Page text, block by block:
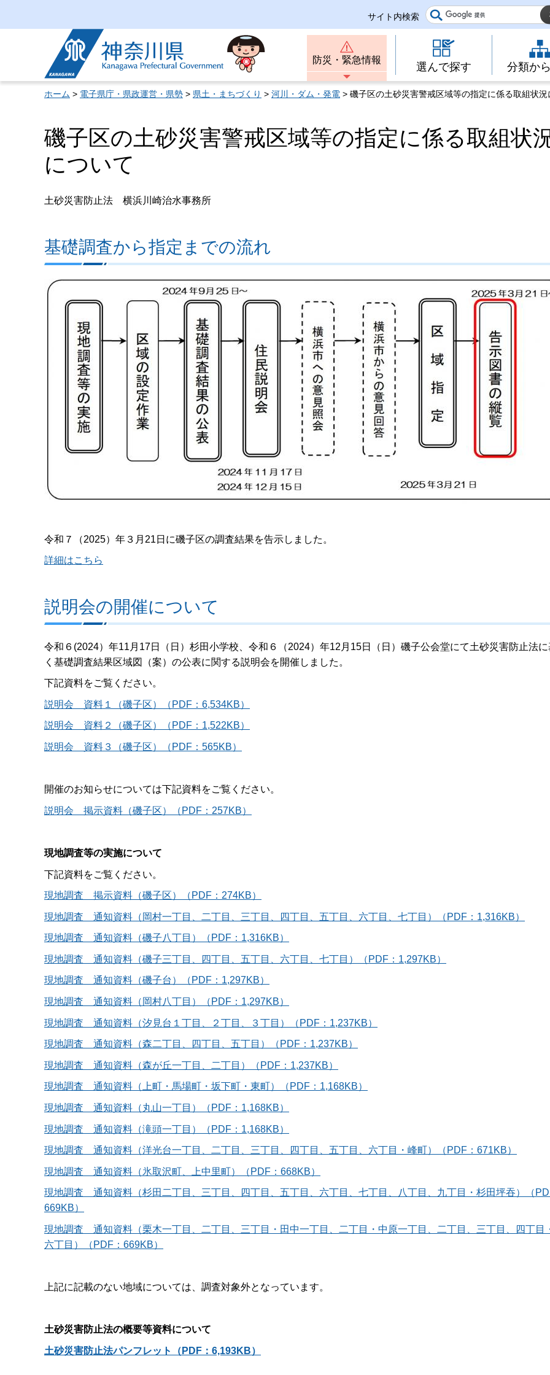
サイト内検索
神奈川県
防災・緊急情報
選んで探す 分類か
ホーム > 電子県庁・県政運営・県勢 > 県土・まちづくり > 河川・ダム・発電 > 磯子区の土砂災害警戒区域等の指定に係る取組状況
磯子区の土砂災害警戒区域等の指定に係る取組状
について
土砂災害防止法 横浜川崎治水事務所
基礎調査から指定までの流れ
令和７（2025）年３月21日に磯子区の調査結果を告示しました。
詳細はこちら
説明会の開催について
令和６(2024）年11月17日（日）杉田小学校、令和６（2024）年12月15日（日）磯子公会堂にて土砂災害防止法
く基礎調査結果区域図（案）の公表に関する説明会を開催しました。
下記資料をご覧ください。
説明会 資料１（磯子区）（PDF：6,534KB）
説明会 資料２（磯子区）（PDF：1,522KB）
説明会 資料３（磯子区）（PDF：565KB）
開催のお知らせについては下記資料をご覧ください。
説明会 掲示資料（磯子区）（PDF：257KB）
現地調査等の実施について
下記資料をご覧ください。
現地調査 掲示資料（磯子区）（PDF：274KB）
現地調査 通知資料（岡村一丁目、二丁目、三丁目、四丁目、五丁目、六丁目、七丁目）（PDF：1,316KB）
現地調査 通知資料（磯子八丁目）（PDF：1,316KB）
現地調査 通知資料（磯子三丁目、四丁目、五丁目、六丁目、七丁目）（PDF：1,297KB）
現地調査 通知資料（磯子台）（PDF：1,297KB）
現地調査 通知資料（岡村八丁目）（PDF：1,297KB）
現地調査 通知資料（汐見台１丁目、２丁目、３丁目）（PDF：1,237KB）
現地調査 通知資料（森二丁目、四丁目、五丁目）（PDF：1,237KB）
現地調査 通知資料（森が丘一丁目、二丁目）（PDF：1,237KB）
現地調査 通知資料（上町・馬場町・坂下町・東町）（PDF：1,168KB）
現地調査 通知資料（丸山一丁目）（PDF：1,168KB）
現地調査 通知資料（滝頭一丁目）（PDF：1,168KB）
現地調査 通知資料（洋光台一丁目、二丁目、三丁目、四丁目、五丁目、六丁目・峰町）（PDF：671KB）
現地調査 通知資料（氷取沢町、上中里町）（PDF：668KB）
現地調査 通知資料（杉田二丁目、三丁目、四丁目、五丁目、六丁目、七丁目、八丁目、九丁目・杉田坪吞）（
669KB）
現地調査 通知資料（栗木一丁目、二丁目、三丁目・田中一丁目、二丁目・中原一丁目、二丁目、三丁目、四丁目
六丁目）（PDF：669KB）
上記に記載のない地域については、調査対象外となっています。
土砂災害防止法の概要等資料について
土砂災害防止法パンフレット （PDF：6,193KB）